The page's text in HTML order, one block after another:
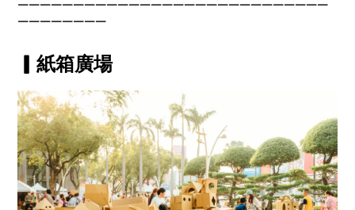
￣￣￣￣￣￣￣￣￣￣￣￣￣￣￣￣￣￣￣￣￣￣￣￣￣￣￣￣
￣￣￣￣￣￣￣￣
▎紙箱廣場